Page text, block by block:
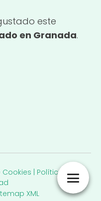
este
en Granada.
Política de
XML